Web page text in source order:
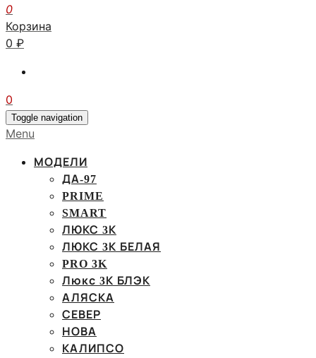
0
Корзина
0 ₽
0
Toggle navigation
Menu
МОДЕЛИ
ДА-97
PRIME
SMART
ЛЮКС 3К
ЛЮКС 3К БЕЛАЯ
PRO 3K
Люкс 3К БЛЭК
АЛЯСКА
СЕВЕР
НОВА
КАЛИПСО